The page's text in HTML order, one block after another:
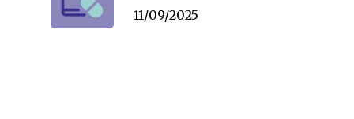
11/09/2025